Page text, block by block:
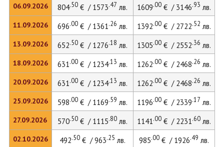
06.09.2026
11.09.2026
13.09.2026
18.09.2026
20.09.2026
25.09.2026
27.09.2026
02.10.2026
804.50€ / 1573.47 лв. 1609.00€ / 3146.93 лв.
696.00€ / 1361.26 лв. 1392.00€ / 2722.52 лв.
652.50€ / 1276.18 лв. 1305.00€ / 2552.36 лв.
631.00€ / 1234.13 лв. 1262.00€ / 2468.26 лв.
631.00€ / 1234.13 лв. 1262.00€ / 2468.26 лв.
598.00€ / 1169.59 лв. 1196.00€ / 2339.17 лв.
570.50€ / 1115.80лв. 1141.00€ / 2231.60лв.
492.50€ / 963.25 лв. 985.00€ / 1926.49 лв.